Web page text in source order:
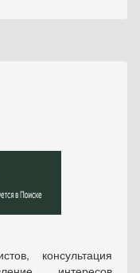
консультация